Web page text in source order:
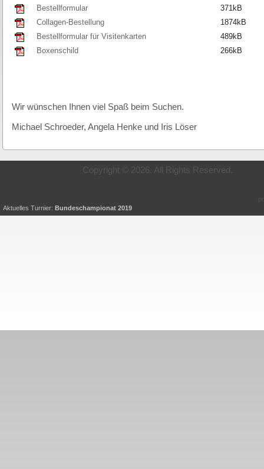
Bestellformular
371kB
Collagen-Bestellung
1874kB
Bestellformular für Visitenkarten
489kB
Boxenschild
266kB
Wir wünschen Ihnen viel Spaß beim Suchen.
Michael Schroeder, Angela Henke und Iris Löser
Copyright © 2026. All Rights
Aktuelles Turnier: Bundeschampionat 2019